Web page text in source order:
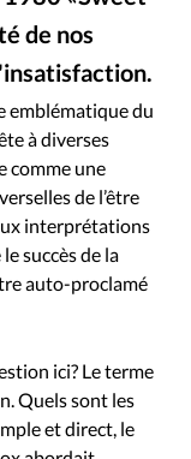
Culture
réveil
Monde
Aujourd'hui
de nos
©DR
emblématique du
à diverses
comme une
de l’être
interprétations
succès de la
auto-proclamé
ici? Le terme
Quels sont les
et direct, le